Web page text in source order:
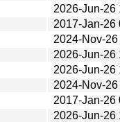
2026-Jun-26
2017-Jan-26
2024-Nov-
2026-Jun-26
2026-Jun-26
2024-Nov-
2017-Jan-26
2026-Jun-26